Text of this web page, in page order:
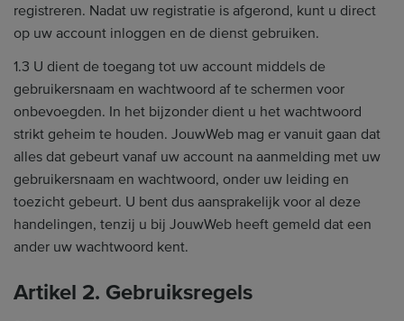
registreren. Nadat uw registratie is afgerond, kunt u direct
op uw account inloggen en de dienst gebruiken.
1.3 U dient de toegang tot uw account middels de
gebruikersnaam en wachtwoord af te schermen voor
onbevoegden. In het bijzonder dient u het wachtwoord
strikt geheim te houden. JouwWeb mag er vanuit gaan dat
alles dat gebeurt vanaf uw account na aanmelding met uw
gebruikersnaam en wachtwoord, onder uw leiding en
toezicht gebeurt. U bent dus aansprakelijk voor al deze
handelingen, tenzij u bij JouwWeb heeft gemeld dat een
ander uw wachtwoord kent.
Artikel 2. Gebruiksregels